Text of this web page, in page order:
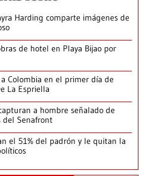
Harding comparte imágenes de
de hotel en Playa Bijao por
Colombia en el primer día de
La Espriella
a hombre señalado de
del Senafront
el 51% del padrón y le quitan la